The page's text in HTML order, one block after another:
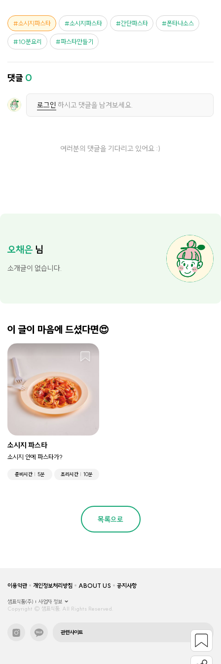
소시지파스타 소시지파스타 간단파스타 폰타나소스
10분요리 파스타만들기
댓글 0
로그인 하시고 댓글을 남겨보세요.
여러분의 댓글을 기다리고 있어요 :)
오채은 님
소개글이 없습니다.
이 글이 마음에 드셨다면😍
소시지 파스타
소시지 안에 파스타가?
준비시간 5분 조리시간 10분
목록으로
이용약관 개인정보처리방침 ABOUT US 공지사항
샘표식품(주)
사업자 정보
Copyright © 샘표식품, All Rights Reserved.
관련사이트